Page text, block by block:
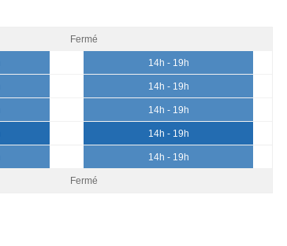
Fermé
14h - 19h
14h - 19h
14h - 19h
14h - 19h
14h - 19h
Fermé